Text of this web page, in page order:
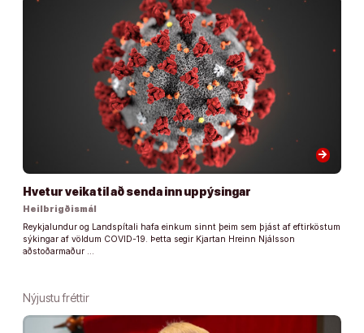
arrow_forward
Hvetur veika til að senda inn uppýsingar
Heilbrigðismál
Reykjalundur og Landspítali hafa einkum sinnt þeim sem þjást af eftirköstum
sýkingar af völdum COVID-19. Þetta segir Kjartan Hreinn Njálsson
aðstoðarmaður …
Nýjustu fréttir